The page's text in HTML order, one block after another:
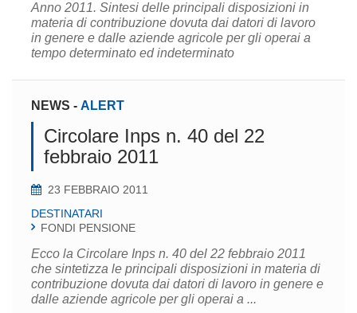
Anno 2011. Sintesi delle principali disposizioni in
materia di contribuzione dovuta dai datori di lavoro
in genere e dalle aziende agricole per gli operai a
tempo determinato ed indeterminato
NEWS - ALERT
Circolare Inps n. 40 del 22
febbraio 2011
23 FEBBRAIO 2011
DESTINATARI
FONDI PENSIONE
Ecco la Circolare Inps n. 40 del 22 febbraio 2011
che sintetizza le principali disposizioni in materia di
contribuzione dovuta dai datori di lavoro in genere e
dalle aziende agricole per gli operai a ...